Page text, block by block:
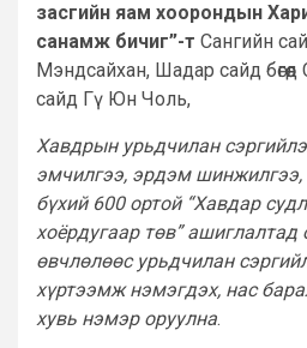
засгийн яам хоорондын
санамж бичиг”-т Сангийн
Мэндсайхан, Шадар сайд
сайд Гү Юн Чоль,
Хавдрын урьдчилан
эмчилгээ, эрдэм шинжилгээ,
бүхий 600 ортой “Хавдар
хоёрдугаар төв”
өвчлөлөөс урьдчилан
хүртээмж нэмэгдэх, нас
хувь нэмэр оруулна.